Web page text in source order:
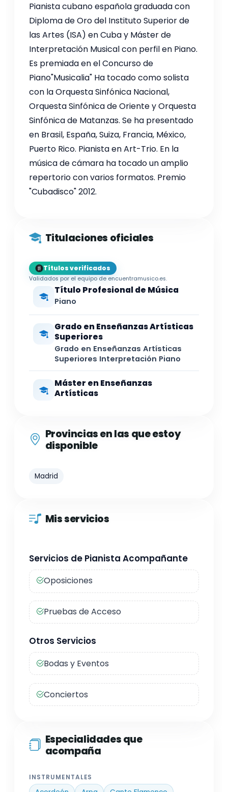
Pianista cubano española graduada con
Diploma de Oro del Instituto Superior de
las Artes (ISA) en Cuba y Máster de
Interpretación Musical con perfil en Piano.
Es premiada en el Concurso de
Piano"Musicalia" Ha tocado como solista
con la Orquesta Sinfónica Nacional,
Orquesta Sinfónica de Oriente y Orquesta
Sinfónica de Matanzas. Se ha presentado
en Brasil, España, Suiza, Francia, México,
Puerto Rico. Pianista en Art-Trio. En la
música de cámara ha tocado un amplio
repertorio con varios formatos. Premio
"Cubadisco" 2012.
Titulaciones oficiales
Títulos verificados
Validados por el equipo de encuentramusico.es.
Título Profesional de Música
Piano
Grado en Enseñanzas Artísticas
Superiores
Grado en Enseñanzas Artísticas
Superiores Interpretación Piano
Máster en Enseñanzas
Artísticas
Provincias en las que estoy
disponible
Madrid
Mis servicios
Servicios de Pianista Acompañante
Oposiciones
Pruebas de Acceso
Otros Servicios
Bodas y Eventos
Conciertos
Especialidades que
acompaña
INSTRUMENTALES